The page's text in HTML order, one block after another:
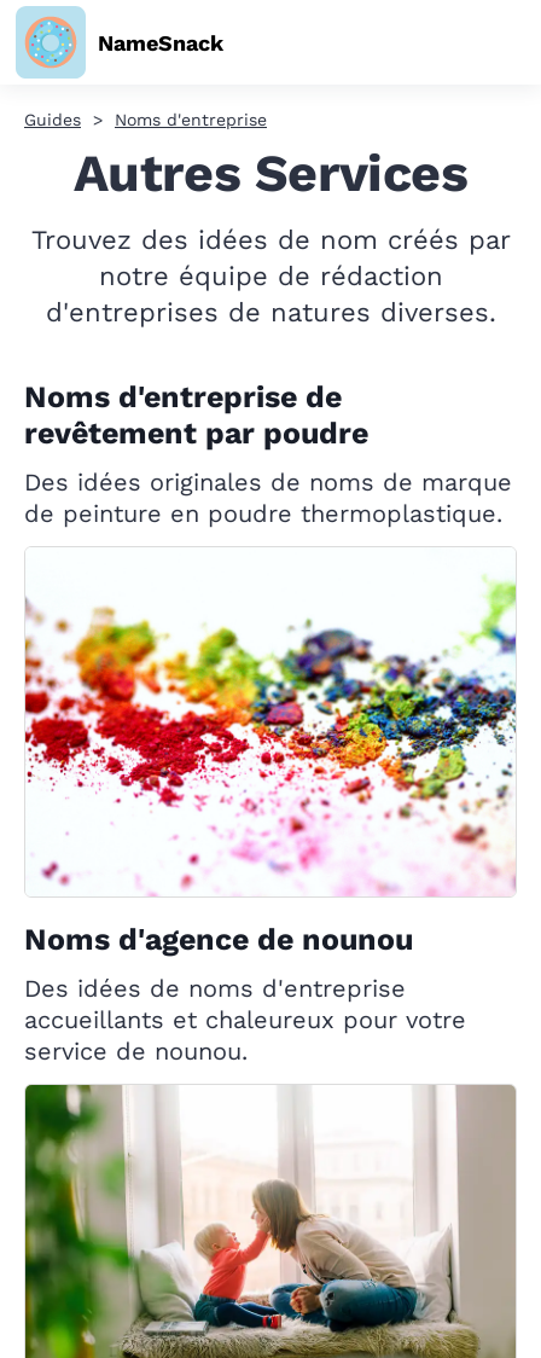
NameSnack
Guides Noms d'entreprise
Autres Services
Trouvez des idées de nom créés par
notre équipe de rédaction
d'entreprises de natures diverses.
Noms d'entreprise de
revêtement par poudre
Des idées originales de noms de marque
de peinture en poudre thermoplastique.
Noms d'agence de nounou
Des idées de noms d'entreprise
accueillants et chaleureux pour votre
service de nounou.